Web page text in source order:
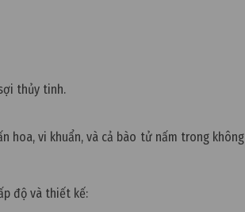
thủy tinh.
hoa, vi khuẩn, và cả bào tử nấm trong không
độ và thiết kế: